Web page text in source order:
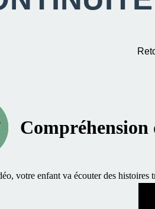
Compréhension
votre enfant va écouter des